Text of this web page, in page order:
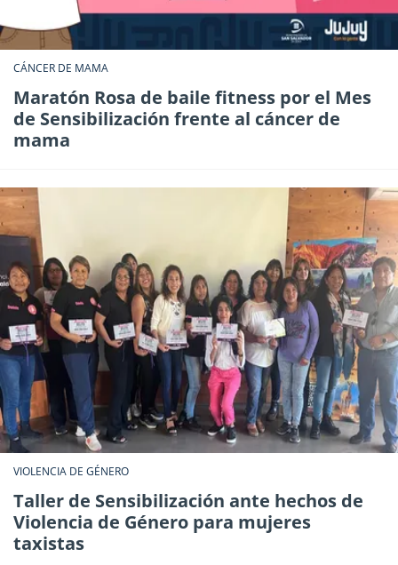
CÁNCER DE MAMA
Maratón Rosa de baile fitness por el Mes
de Sensibilización frente al cáncer de
mama
VIOLENCIA DE GÉNERO
Taller de Sensibilización ante hechos de
Violencia de Género para mujeres
taxistas